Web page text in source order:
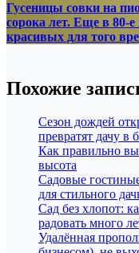
Гусеницы совки на
сорока лет. Еще в 80-
красивых для того
Похожие
Сезон дождей
превратят дачу в
Как правильно
высота
Садовые
для стильного
Сад без хлопот:
радовать много
Удалённая